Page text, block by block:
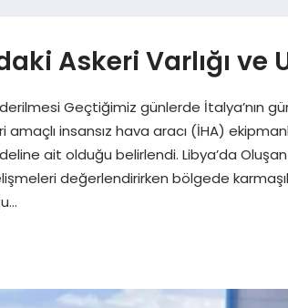
Askeri Varlığı
Geçtiğimiz günlerde İtalya’nın
insansız hava aracı (İHA)
ait olduğu belirlendi. Libya’da
değerlendirirken bölgede